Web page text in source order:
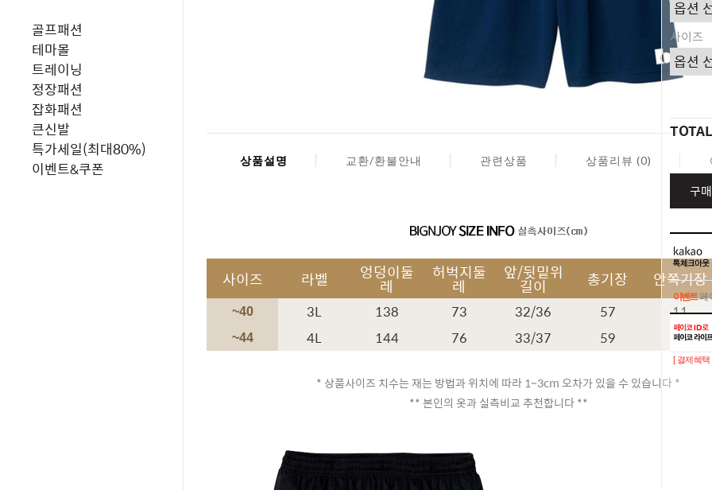
골프패션
테마몰
트레이닝
정장패션
잡화패션
큰신발
특가세일(최대80%)
이벤트&쿠폰
사이즈
TOTAL
구
이벤트페
이벤트페
[ 결제혜
상품설명 교환/환불안내 관련상품 상품리뷰 (0)
사이즈 라벨 엉덩이둘
레
허벅지둘
레
앞/뒷밑위
길이 총기장 안쪽기장
~40 3L 138 73 32/36 57 11
~44 4L 144 76 33/37 59 11
* 상품사이즈 치수는 재는 방법과 위치에 따라 1~3cm 오차가 있을 수 있습니다 *
** 본인의 옷과 실측비교 추천합니다 **